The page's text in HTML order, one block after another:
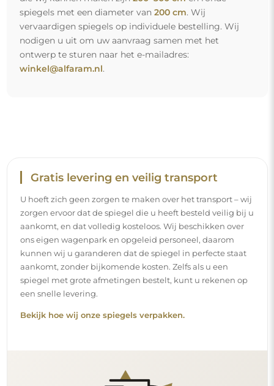
kunnen wij u garanderen dat de spiegel in perfecte staat
aankomt, zonder bijkomende kosten. Zelfs als u een
spiegel met grote afmetingen bestelt, kunt u rekenen op
een snelle levering.
Bekijk hoe wij onze spiegels verpakken.
Eenvoudige montage
Wij staan in voor de productie en de levering van de
spiegels, terwijl de installatie onder uw
verantwoordelijkheid valt. Gezien de specifieke
montageaccessoires aan. Dit geeft u de vrijheid om de
Lees onze installatiegids stap voor stap.